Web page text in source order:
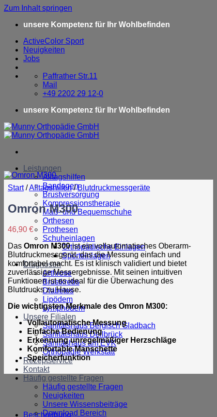
Zum Inhalt springen
unsere Kompetenz für Ihr Wohlbefinden
ActiveColor Sport
Neuigkeiten
Jobs
Paffrather Str.11
Mail
+49 2202 29 12-0
unsere Kompetenz für Ihr Wohlbefinden
Leistungen
Alltagshilfen
Bandagen
Brustversorgung
Kompressionstherapie
Maß- und Bequemschuhe
Orthesen
Prothesen
Schuheinlagen
Orthopädische Einlagen
Sporteinlagen
Diagnosen
Arthrose
Brustkrebs
Diabetes
Lipödem
Lymphödem
Unsere Filialen
Sanitätshaus Bergisch Gladbach
Sänitätshaus Dellbrück
Sanitäshaus am EVK
Orthopädie Werkstatt
Rezeptservice
Kontakt
Häufig gestellte Fragen
Häufig gestellte Fragen
Neuigkeiten
Unsere Wissensbeiträge
Download Bereich
Start /Alltagshilfen / Blutdruckmessgeräte
Omron M300
46,90 €
Das Omron M300ist ein vollautomatisches Oberarm-
Blutdruckmessgerät, das die Messung einfach und
komfortabel macht. Es ist klinisch validiert und bietet
zuverlässige Messergebnisse. Mit seinen intuitiven
Funktionen ist es ideal für die Überwachung des
Blutdrucks zu Hause.
Die wichtigsten Merkmale des Omron M300:
Vollautomatische Messung
Einfache Bedienung
Erkennung unregelmäßiger Herzschläge
Komfortable Manschette
Speicherfunktion
Beschreibung